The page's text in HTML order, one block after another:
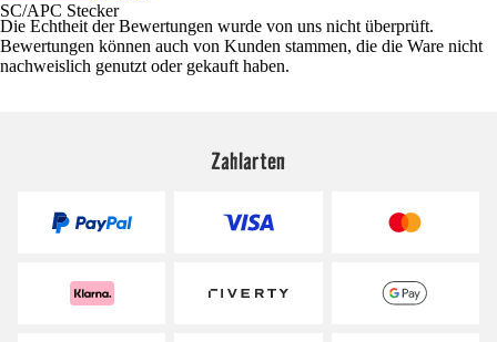
SC/APC Stecker
Die Echtheit der Bewertungen wurde von uns nicht überprüft.
Bewertungen können auch von Kunden stammen, die die Ware nicht
nachweislich genutzt oder gekauft haben.
Zahlarten